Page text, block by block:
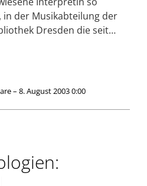
in der Musikabteilung der
Dresden die seit…
– 8. August 2003 0:00